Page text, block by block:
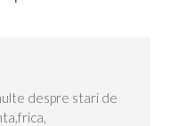
despre stari de